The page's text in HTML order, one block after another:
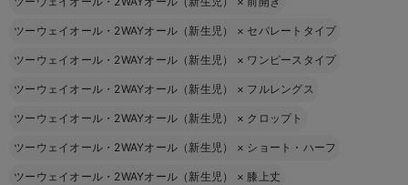
ツーウェイオール・2WAYオール（新生児） × セパレートタイプ
ツーウェイオール・2WAYオール（新生児） × ワンピースタイプ
ツーウェイオール・2WAYオール（新生児） × フルレングス
ツーウェイオール・2WAYオール（新生児） × クロップト
ツーウェイオール・2WAYオール（新生児） × ショート・ハーフ
ツーウェイオール・2WAYオール（新生児） × 膝上丈